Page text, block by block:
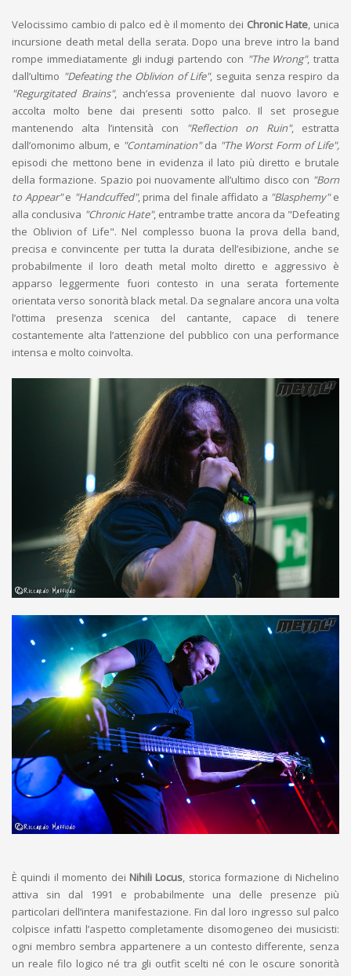
Velocissimo cambio di palco ed è il momento dei Chronic Hate, unica
incursione death metal della serata. Dopo una breve intro la band
rompe immediatamente gli indugi partendo con "The Wrong", tratta
dall’ultimo "Defeating the Oblivion of Life", seguita senza respiro da
"Regurgitated Brains", anch’essa proveniente dal nuovo lavoro e
accolta molto bene dai presenti sotto palco. Il set prosegue
mantenendo alta l’intensità con
"Reflection on Ruin", estratta
dall’omonimo album, e "Contamination"da "The Worst Form of Life",
episodi che mettono bene in evidenza il lato più diretto e brutale
della formazione. Spazio poi nuovamente all’ultimo disco con "Born
to Appear"e "Handcuffed", prima del finale affidato a "Blasphemy"e
alla conclusiva "Chronic Hate", entrambe tratte ancora da "Defeating
the Oblivion of Life". Nel complesso buona la prova della band,
precisa e convincente per tutta la durata dell’esibizione, anche se
probabilmente il loro death metal molto diretto e aggressivo è
apparso leggermente fuori contesto in una serata fortemente
orientata verso sonorità black metal. Da segnalare ancora una volta
l’ottima presenza scenica del cantante, capace di tenere
costantemente alta l’attenzione del pubblico con una performance
intensa e molto coinvolta.
È quindi il momento dei Nihili Locus, storica formazione di Nichelino
attiva sin dal 1991 e probabilmente una delle presenze più
particolari dell’intera manifestazione. Fin dal loro ingresso sul palco
colpisce infatti l’aspetto completamente disomogeneo dei musicisti:
ogni membro sembra appartenere a un contesto differente, senza
un reale filo logico né tra gli outfit scelti né con le oscure sonorità